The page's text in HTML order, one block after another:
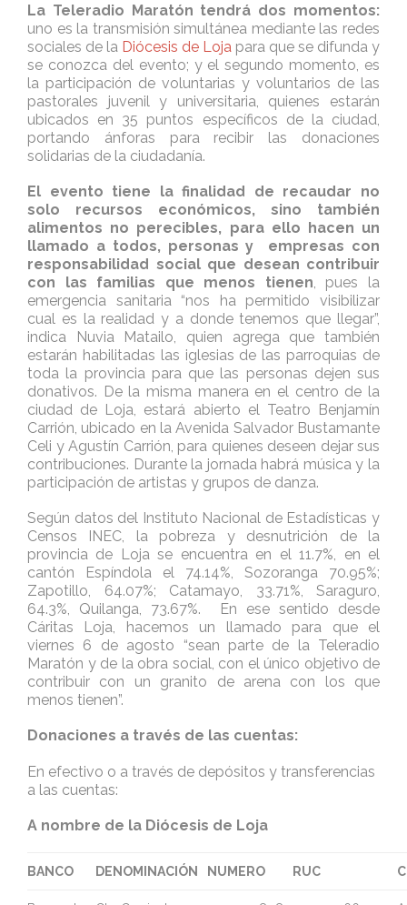
La Teleradio Maratón tendrá dos momentos:
uno es la transmisión simultánea mediante las redes
sociales de la Diócesis de Loja para que se difunda y
se conozca del evento; y el segundo momento, es
la participación de voluntarias y voluntarios de las
pastorales juvenil y universitaria, quienes estarán
ubicados en 35 puntos específicos de la ciudad,
portando ánforas para recibir las donaciones
solidarias de la ciudadanía.
El evento tiene la finalidad de recaudar no
solo recursos económicos, sino también
alimentos no perecibles, para ello hacen un
llamado a todos, personas y empresas con
responsabilidad social que desean contribuir
con las familias que menos tienen, pues la
emergencia sanitaria “nos ha permitido visibilizar
cual es la realidad y a donde tenemos que llegar”,
indica Nuvia Matailo, quien agrega que también
estarán habilitadas las iglesias de las parroquias de
toda la provincia para que las personas dejen sus
donativos. De la misma manera en el centro de la
ciudad de Loja, estará abierto el Teatro Benjamín
Carrión, ubicado en la Avenida Salvador Bustamante
Celi y Agustín Carrión, para quienes deseen dejar sus
contribuciones. Durante la jornada habrá música y la
participación de artistas y grupos de danza.
Según datos del Instituto Nacional de Estadísticas y
Censos INEC, la pobreza y desnutrición de la
provincia de Loja se encuentra en el 11.7%, en el
cantón Espíndola el 74.14%, Sozoranga 70.95%;
Zapotillo, 64.07%; Catamayo, 33.71%, Saraguro,
64.3%, Quilanga, 73.67%. En ese sentido desde
Cáritas Loja, hacemos un llamado para que el
viernes 6 de agosto “sean parte de la Teleradio
Maratón y de la obra social, con el único objetivo de
contribuir con un granito de arena con los que
menos tienen”.
Donaciones a través de las cuentas:
En efectivo o a través de depósitos y transferencias
a las cuentas:
A nombre de la Diócesis de Loja
BANCO DENOMINACIÓN NUMERO RUC